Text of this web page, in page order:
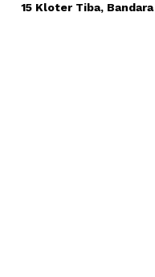
15 Kloter Tiba,